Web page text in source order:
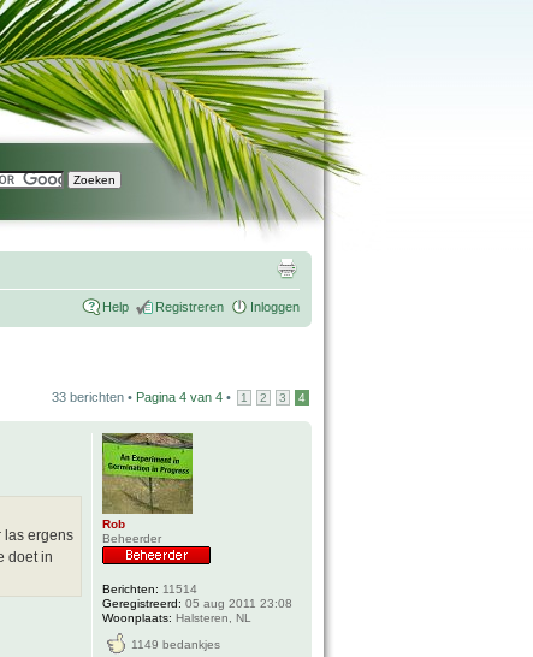
Help Registreren Inloggen
33 berichten • Pagina 4 van 4 • 1 2 3 4
las ergens
doet in
Rob
Beheerder
Berichten: 11514
Geregistreerd: 05 aug 2011 23:08
Woonplaats: Halsteren, NL
1149 bedankjes